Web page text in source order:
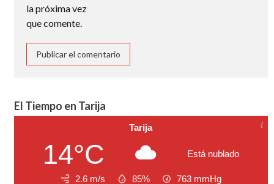
la próxima vez
que comente.
El Tiempo en Tarija
Tarija
14°C Está nublado
2.6 m/s 85% 763 mmHg